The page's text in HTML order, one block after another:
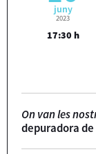
juny
2023
17:30 h
On van les
depuradora